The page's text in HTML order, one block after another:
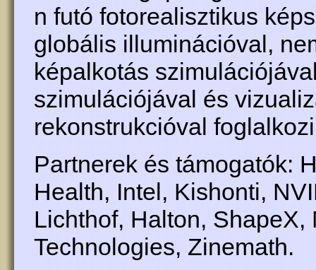
n futó fotorealisztikus
globális illuminációval,
képalkotás
szimulációjával és
rekonstrukcióval
Partnerek és támogatók:
Health, Intel, Kishonti,
Lichthof, Halton, ShapeX,
Technologies, Zinemath.